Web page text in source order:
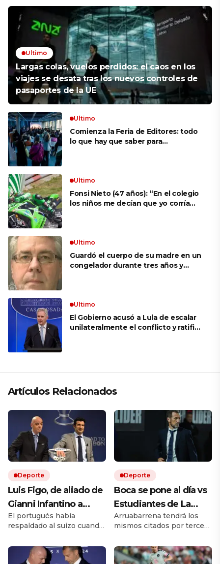
Ultimo
Largas colas, vuelos perdidos: el caos en los
viajes se desata tras los nuevos controles de
pasaportes de la UE
Ultimo
Comienza la Feria de Editores: todo
lo que hay que saber para
Ultimo
Fonsi Nieto (47 años): “En el colegio
los niños me decían que yo corría
Ultimo
Guardó el cuerpo de su madre en un
congelador durante tres años y
Ultimo
El Gobierno acusó a Lula de escalar
unilateralmente el conflicto y ratificó
Artículos Relacionados
Deporte
Luis Figo, de aliado de
Gianni Infantino a
pedir su renuncia: la
durísima carta que
sacude a la FIFA
El portugués había
respaldado al suizo cuando
FIFA en 2016. Diez años
después, Luis Figo cambió
Deporte
Boca se pone al día vs
Estudiantes de La
Plata, sin Muslera, y
busca su primera
victoria en el Torneo
Clausura: hora y
Arruabarrena tendrá los
mismos citados por tercer
el torneo local. Quién es el
árbitro y cómo ver en vivo